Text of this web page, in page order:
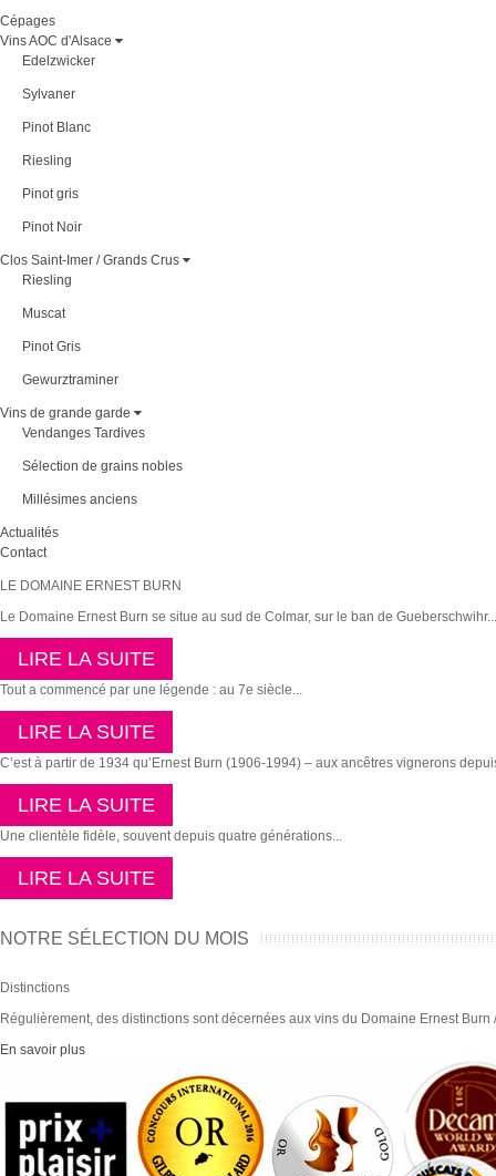
Cépages
Vins AOC d'Alsace
Edelzwicker
Sylvaner
Pinot Blanc
Riesling
Pinot gris
Pinot Noir
Clos Saint-Imer / Grands Crus
Riesling
Muscat
Pinot Gris
Gewurztraminer
Vins de grande garde
Vendanges Tardives
Sélection de grains nobles
Millésimes anciens
Actualités
Contact
LE DOMAINE ERNEST BURN
Le Domaine Ernest Burn se situe au sud de Colmar, sur le ban de Gueberschwihr...
LIRE LA SUITE
Tout a commencé par une légende : au 7e siècle...
LIRE LA SUITE
C’est à partir de 1934 qu’Ernest Burn (1906-1994) – aux ancêtres vignerons
LIRE LA SUITE
Une clientèle fidèle, souvent depuis quatre générations...
LIRE LA SUITE
NOTRE SÉLECTION DU MOIS
Distinctions
Régulièrement, des distinctions sont décernées aux vins du Domaine Ernest
En savoir plus